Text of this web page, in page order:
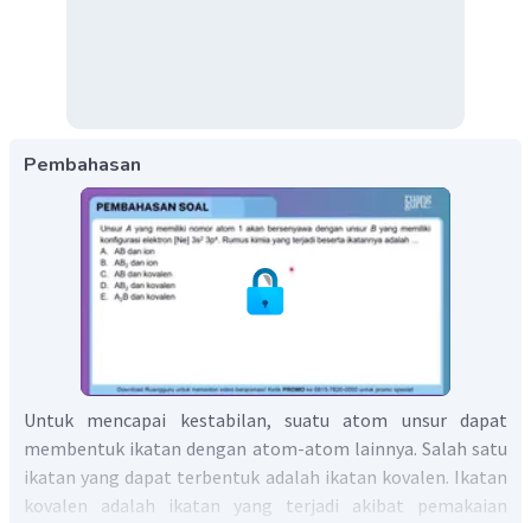
Pembahasan
Untuk mencapai kestabilan, suatu atom unsur dapat
membentuk ikatan dengan atom-atom lainnya. Salah satu
ikatan yang dapat terbentuk adalah ikatan kovalen. Ikatan
kovalen adalah ikatan yang terjadi akibat pemakaian